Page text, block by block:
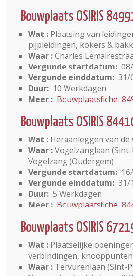
Bouwplaats OSIRIS
Wat : Plaatsing van
pijpleidingen, kokers &
Waar :Charles
Vergunde startdatum:
Vergunde einddatum: 31/
Duur: 10 Werkdagen
Meer : Bouwplaatsfiche
Bouwplaats OSIRIS
Wat : Heraanleggen van de
Waar :Vogelzanglaan
Vogelzang (Oudergem)
Vergunde startdatum:
Vergunde einddatum: 31/
Duur: 5 Werkdagen
Meer : Bouwplaatsfiche
Bouwplaats OSIRIS
Wat : Plaatselijke
verbindingen,
Waar : Tervurenlaan (Sint-